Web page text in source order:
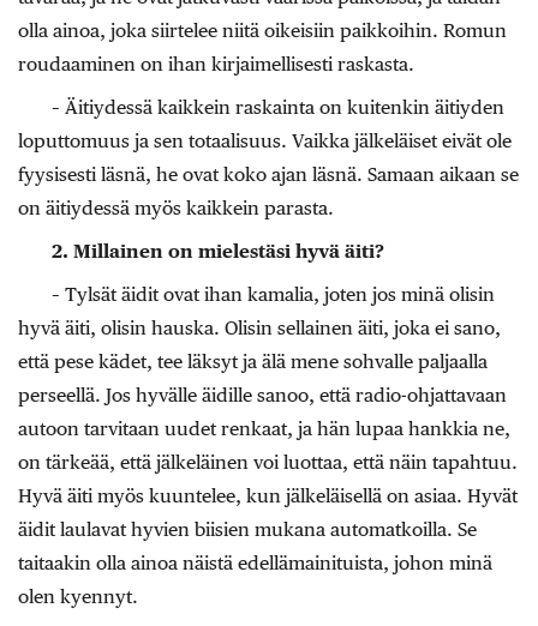
olla ainoa, joka siirtelee niitä oikeisiin paikkoihin. Romun
roudaaminen on ihan kirjaimellisesti raskasta.
– Äitiydessä kaikkein raskainta on kuitenkin äitiyden
loputtomuus ja sen totaalisuus. Vaikka jälkeläiset eivät ole
fyysisesti läsnä, he ovat koko ajan läsnä. Samaan ­aikaan se
on äitiydessä myös kaikkein parasta.
2. Millainen on mielestäsi hyvä äiti?
– Tylsät äidit ovat ihan kamalia, joten jos minä olisin
hyvä äiti, olisin hauska. Olisin sellainen äiti, joka ei sano,
että pese kädet, tee läksyt ja älä mene sohvalle paljaalla
perseellä. Jos hyvälle äidille sanoo, että radio-ohjattavaan
autoon tarvitaan uudet renkaat, ja hän lupaa hankkia ne,
on tärkeää, että jälkeläinen voi luottaa, että näin tapahtuu.
Hyvä äiti myös kuuntelee, kun jälkeläisellä on asiaa. Hyvät
äidit laulavat hyvien biisien mukana automatkoilla. Se
taitaakin olla ainoa näistä edellämainituista, johon minä
olen kyennyt.